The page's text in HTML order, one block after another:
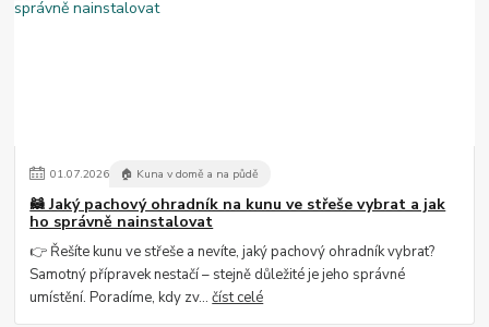
01.07.2026 🏠 Kuna v domě a na půdě
🦝 Jaký pachový ohradník na kunu ve střeše vybrat a jak
ho správně nainstalovat
👉 Řešíte kunu ve střeše a nevíte, jaký pachový ohradník vybrat?
Samotný přípravek nestačí – stejně důležité je jeho správné
umístění. Poradíme, kdy zv...číst celé